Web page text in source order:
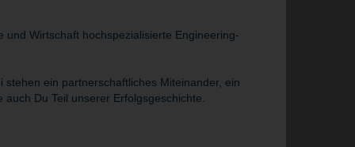
Wirtschaft hochspezialisierte Engineering-
ein partnerschaftliches Miteinander, ein
Du Teil unserer Erfolgsgeschichte.